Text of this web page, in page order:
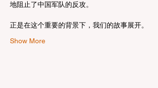
地阻止了中国军队的反攻。
正是在这个重要的背景下，我们的故事展开。
Show More